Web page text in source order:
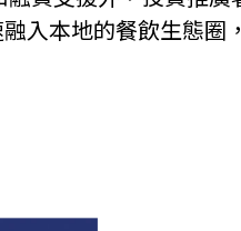
入本地的餐飲生態圈